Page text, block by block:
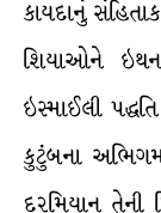
કાયદાનું
શિયાઓને
ઇસ્માઈલી
કુટુંબના
દરમિયાન